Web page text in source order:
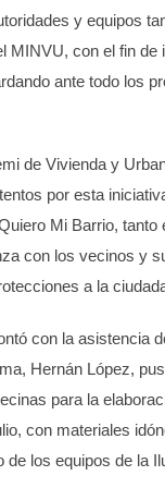
y equipos
MINVU, con el fin
ante todo los
de Vivienda y
por esta
Mi Barrio,
con los vecinos y
a la
con la asistencia
Hernán López,
para la
con materiales
de los equipos de la